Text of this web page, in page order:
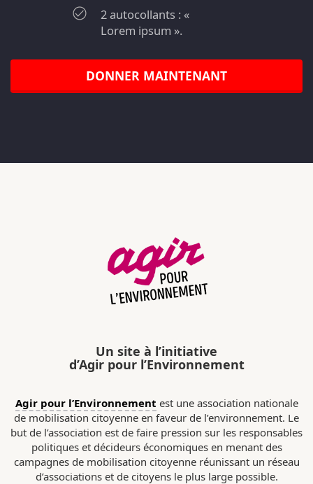
2 autocollants : «
Lorem ipsum ».
DONNER MAINTENANT
Un site à l’initiative
d’Agir pour l’Environnement
Agir pour l’Environnement est une association nationale
de mobilisation citoyenne en faveur de l’environnement. Le
but de l’association est de faire pression sur les responsables
politiques et décideurs économiques en menant des
campagnes de mobilisation citoyenne réunissant un réseau
d’associations et de citoyens le plus large possible.